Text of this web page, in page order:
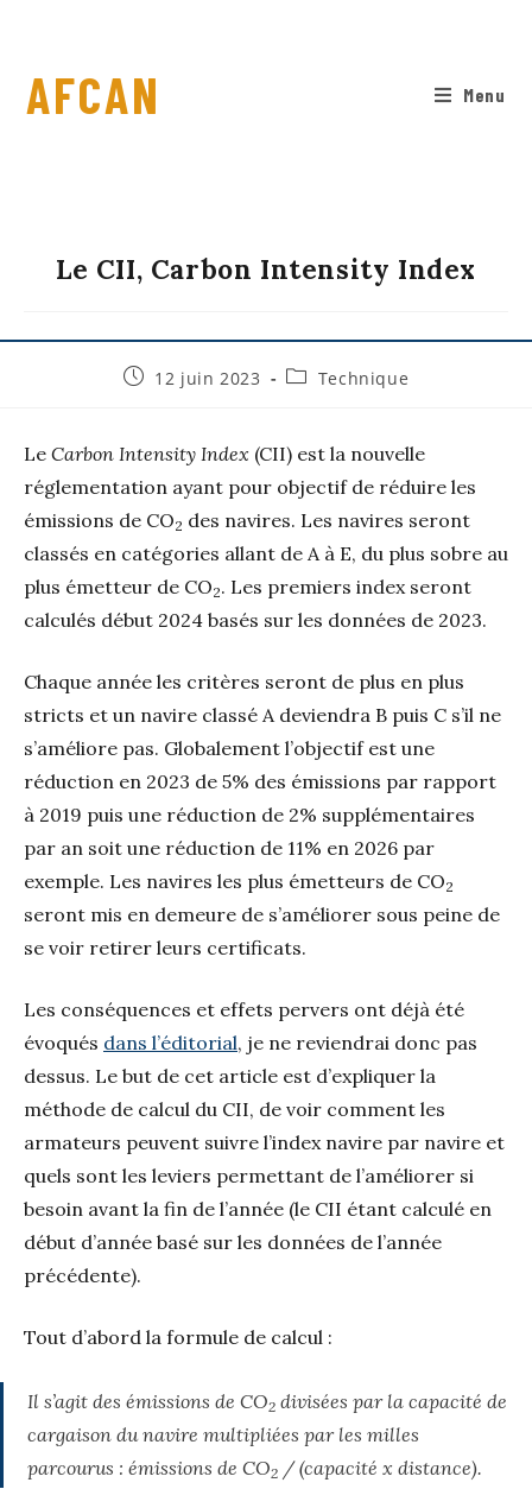
AFCAN Menu
Le CII, Carbon Intensity Index
12 juin 2023 Technique
Le Carbon Intensity Index (CII) est la nouvelle
réglementation ayant pour objectif de réduire les
émissions de CO2 des navires. Les navires seront
classés en catégories allant de A à E, du plus sobre au
plus émetteur de CO2. Les premiers index seront
calculés début 2024 basés sur les données de 2023.
Chaque année les critères seront de plus en plus
stricts et un navire classé A deviendra B puis C s’il ne
s’améliore pas. Globalement l’objectif est une
réduction en 2023 de 5% des émissions par rapport
à 2019 puis une réduction de 2% supplémentaires
par an soit une réduction de 11% en 2026 par
exemple. Les navires les plus émetteurs de CO2
seront mis en demeure de s’améliorer sous peine de
se voir retirer leurs certificats.
Les conséquences et effets pervers ont déjà été
évoqués dans l’éditorial, je ne reviendrai donc pas
dessus. Le but de cet article est d’expliquer la
méthode de calcul du CII, de voir comment les
armateurs peuvent suivre l’index navire par navire et
quels sont les leviers permettant de l’améliorer si
besoin avant la fin de l’année (le CII étant calculé en
début d’année basé sur les données de l’année
précédente).
Tout d’abord la formule de calcul :
Il s’agit des émissions de CO2 divisées par la capacité de
cargaison du navire multipliées par les milles
parcourus : émissions de CO2 / (capacité x distance).